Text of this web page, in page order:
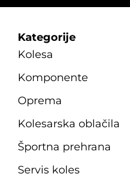
Kategorije
Kolesa
Komponente
Oprema
Kolesarska oblačila
Športna prehrana
Servis koles